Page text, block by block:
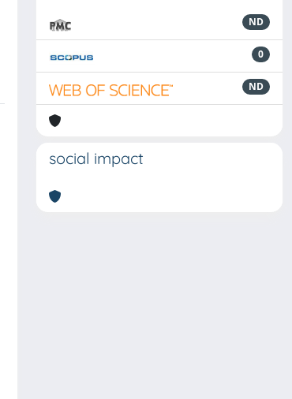
ND
0
ND
social impact